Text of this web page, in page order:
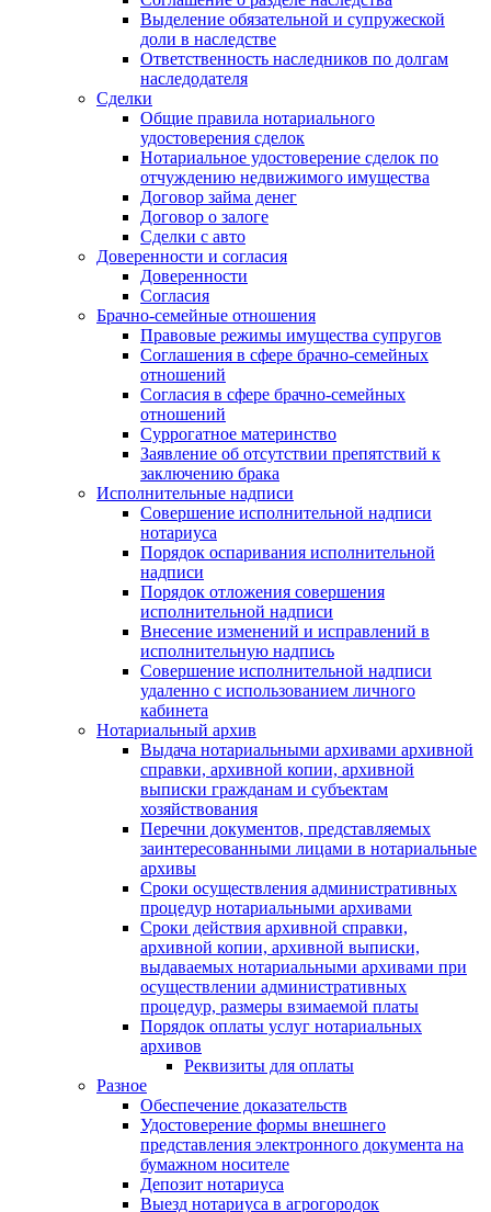
Выделение обязательной и супружеской
доли в наследстве
Ответственность наследников по долгам
наследодателя
Сделки
Общие правила нотариального
удостоверения сделок
Нотариальное удостоверение сделок по
отчуждению недвижимого имущества
Договор займа денег
Договор о залоге
Сделки с авто
Доверенности и согласия
Доверенности
Согласия
Брачно-семейные отношения
Правовые режимы имущества супругов
Соглашения в сфере брачно-семейных
отношений
Согласия в сфере брачно-семейных
отношений
Суррогатное материнство
Заявление об отсутствии препятствий к
заключению брака
Исполнительные надписи
Совершение исполнительной надписи
нотариуса
Порядок оспаривания исполнительной
надписи
Порядок отложения совершения
исполнительной надписи
Внесение изменений и исправлений в
исполнительную надпись
Совершение исполнительной надписи
удаленно с использованием личного
кабинета
Нотариальный архив
Выдача нотариальными архивами архивной
справки, архивной копии, архивной
выписки гражданам и субъектам
хозяйствования
Перечни документов, представляемых
заинтересованными лицами в нотариальные
архивы
Сроки осуществления административных
процедур нотариальными архивами
Сроки действия архивной справки,
архивной копии, архивной выписки,
выдаваемых нотариальными архивами при
осуществлении административных
процедур, размеры взимаемой платы
Порядок оплаты услуг нотариальных
архивов
Реквизиты для оплаты
Разное
Обеспечение доказательств
Удостоверение формы внешнего
представления электронного документа на
бумажном носителе
Депозит нотариуса
Выезд нотариуса в агрогородок